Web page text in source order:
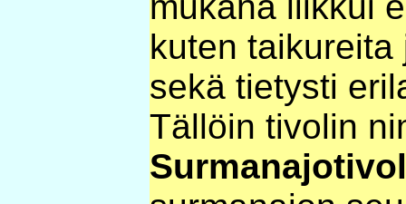
kuten
sekä tietysti
Tällöin tivolin